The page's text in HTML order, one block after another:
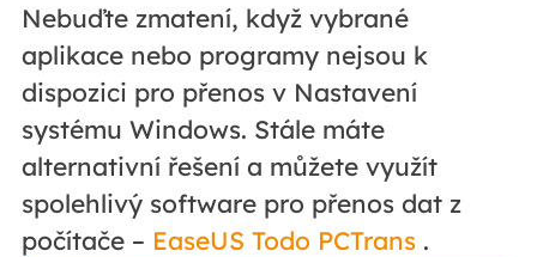
Nebuďte zmatení, když vybrané
aplikace nebo programy nejsou k
dispozici pro přenos v Nastavení
systému Windows. Stále máte
alternativní řešení a můžete využít
spolehlivý software pro přenos dat z
počítače – EaseUS Todo PCTrans.